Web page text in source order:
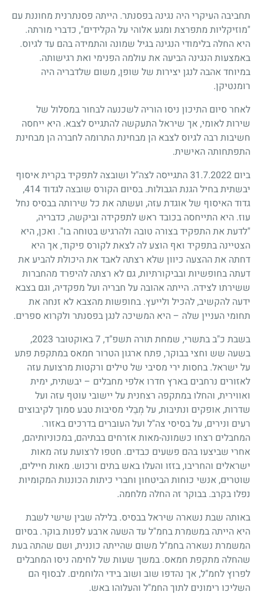
תחביבה העיקרי היה נגינה בפסנתר. הייתה פסנתרנית מחוננת עם
"מוזיקליות מתפרצת ומגע אלוהי על הקלידים", כדברי מורתה.
היא החלה בלימודי הנגינה בגיל שמונה והתמידה בהם עד לגיוס.
באמצעות הנגינה הביעה את עולמה הפנימי ואת רגישותה.
במיוחד אהבה לנגן יצירות של שופן, משום שלדבריה היה
רומנטיקן.
לאחר סיום התיכון ניסו הוריה לשכנעה לבחור במסלול של
שירות לאומי, אך שיראל התעקשה להתגייס לצבא. היא ייחסה
חשיבות רבה לגיוס לצבא הן מבחינת התרומה לחברה הן מבחינת
התפתחותה האישית.
ביום 31.7.2022 התגייסה לצה"ל ושובצה לתפקיד בקרית איסוף
יבשתית בחיל הגנת הגבולות. בסיום הקורס שובצה לגדוד 414,
גדוד האיסוף של אוגדת עזה, ועשתה את כל שירותה בבסיס נחל
עוז. היא התייחסה בכובד ראש לתפקידה וביקשה, כדבריה,
"לדעת את התפקיד בצורה טובה ולהרגיש בטוחה בו". ואכן, היא
הצטיינה בתפקיד ואף הוצע לה לצאת לקורס פיקוד, אך היא
דחתה את ההצעה כיוון שלא רצתה לאבד את היכולת להביע את
דעתה בחופשיות ובביקורתיות, גם לא רצתה להיפרד מהחברות
ששירתו לצידה. הייתה אהובה על חבריה ועל מפקדיה, וגם בצבא
ידעה להקשיב, להכיל ולייעץ. בחופשות מהצבא לא זנחה את
תחומי העניין שלה – היא המשיכה לנגן בפסנתר ולקרוא ספרים.
בשבת כ"ב בתשרי, שמחת תורה תשפ"ד, 7 באוקטובר 2023,
בשעה שש וחצי בבוקר, פתח ארגון הטרור חמאס במתקפת פתע
על ישראל. בחסות ירי מסיבי של טילים ורקטות מרצועת עזה
לאזורים נרחבים בארץ חדרו אלפי מחבלים – יבשתית, ימית
ואווירית, והחלו במתקפה רצחנית על יישובי עוטף עזה ועל
שדרות, אופקים ונתיבות, על מְבַלי מסיבות טבע סמוך לקיבוצים
רעים ונירים, על בסיסי צה"ל ועל העוברים בדרכים באזור.
המחבלים רצחו כשמונה-מאות אזרחים בבתיהם, במכוניותיהם,
אחרי שביצעו בהם פשעים כבדים. חטפו לרצועת עזה מאות
ישראלים והחריבו, בזזו והעלו באש בתים ורכוש. מאות חיילים,
שוטרים, אנשי כוחות הביטחון וחברי כיתות הכוננות המקומיות
נפלו בקרב. בבוקר זה החלה מלחמה.
באותה שבת נשארה שיראל בבסיס. בלילה שבין שישי לשבת
היא הייתה במשמרת בחמ"ל עד השעה ארבע לפנות בוקר. בסיום
המשמרת נשארה בחמ"ל משום שהייתה כוננית, ושם שהתה בעת
שהחלה מתקפת חמאס. במשך שעות של לחימה ניסו המחבלים
לפרוץ לחמ"ל, אך נהדפו שוב ושוב בידי הלוחמים. לבסוף הם
השליכו רימונים לתוך החמ"ל והעלוהו באש.